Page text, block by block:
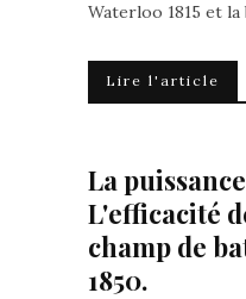
Waterloo 1815 et
Lire l'article
La
L'efficacité
champ de
1850.